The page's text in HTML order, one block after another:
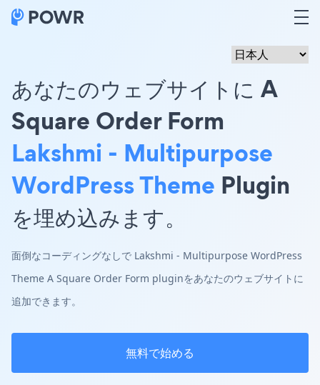
あなたのウェブサイトに A
Square Order Form
Lakshmi - Multipurpose
WordPress Theme Plugin
を埋め込みます。
面倒なコーディングなしで Lakshmi - Multipurpose WordPress
Theme A Square Order Form pluginをあなたのウェブサイトに
追加できます。
無料で始める